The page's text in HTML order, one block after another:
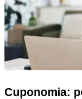
Cuponomia: